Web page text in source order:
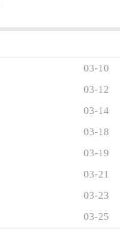
03-10
03-12
03-14
03-18
03-19
03-21
03-23
03-25